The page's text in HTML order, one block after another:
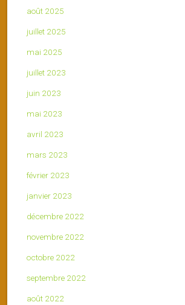
août 2025
juillet 2025
mai 2025
juillet 2023
juin 2023
mai 2023
avril 2023
mars 2023
février 2023
janvier 2023
décembre 2022
novembre 2022
octobre 2022
septembre 2022
août 2022